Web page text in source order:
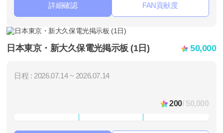
詳細確認 FAN貢献度
日本東京・新大久保電光掲示板 (1日) 50,000
日程 : 2026.07.14 ~ 2026.07.14
200/ 50,000